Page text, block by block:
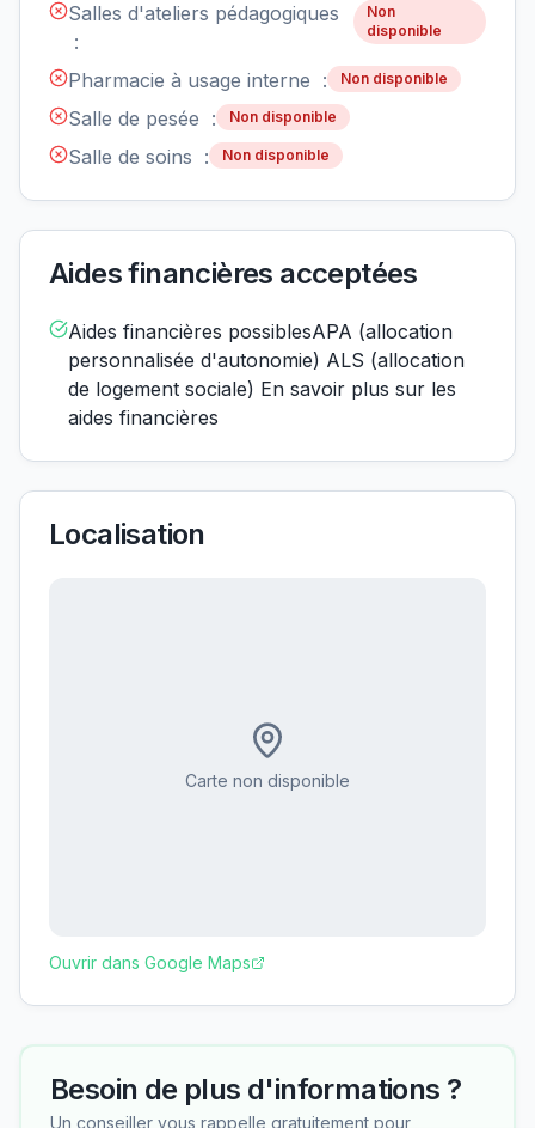
Salles d'ateliers pédagogiques
:
Non
disponible
Pharmacie à usage interne : Non disponible
Salle de pesée : Non disponible
Salle de soins : Non disponible
Aides financières acceptées
Aides financières possiblesAPA (allocation
personnalisée d'autonomie) ALS (allocation
de logement sociale) En savoir plus sur les
aides financières
Localisation
Carte non disponible
Ouvrir dans Google Maps
Besoin de plus d'informations ?
Un conseiller vous rappelle gratuitement pour